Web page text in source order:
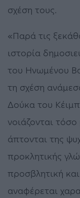
σχέση τους.
«Παρά τις
ιστορία
του Ηνωμένου
τη σχέση
Δούκα του
νοιάζονται
άπτονται της
προκλητικής
προσβλητική
αναφέρεται